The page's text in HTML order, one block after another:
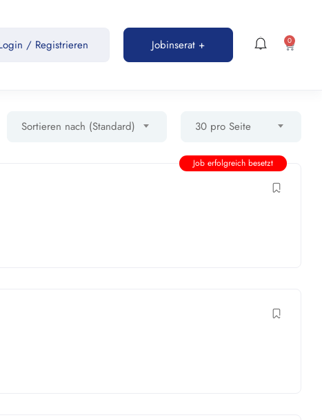
/ Registrieren Jobinserat + 0
Sortieren nach (Standard) 30 pro Seite
Job erfolgreich besetzt